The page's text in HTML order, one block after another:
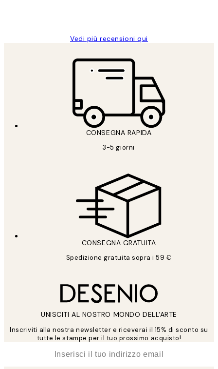
Vedi più recensioni qui
CONSEGNA RAPIDA
3-5 giorni
CONSEGNA GRATUITA
Spedizione gratuita sopra i 59 €
UNISCITI AL NOSTRO MONDO DELL'ARTE
Inscriviti alla nostra newsletter e riceverai il 15% di sconto su
tutte le stampe per il tuo prossimo acquisto!